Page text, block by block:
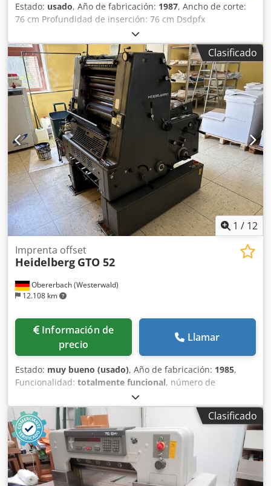
Estado: usado, Año de fabricación: 1987, Ancho de corte:
76 cm Profundidad de inserción: 76 cm Dsdpfx
Aezgxbqsamsck Altura máxima de inserción: 12 cm
Clasificado
1 / 12
Obererbach (Westerwald)
12.108 km
Imprenta offset
Heidelberg GTO 52
Información de
precio
Llamar
Estado: muy bueno (usado), Año de fabricación: 1985,
Funcionalidad: totalmente funcional, número de
, Ref. STC: G-022-7717
Heidelberg GTO-52, año de fabricación: 1985, número de
impresiones: aproximadamente 20 millones. Formato: 360
x 520 mm, 1 color. Djdszfimnepfx Aameck Equipamiento: -
Dispositivo de espolvoreado - Varn Compac III - Versión
«Minus» -->Disponible a partir de: 08/2026
Clasificado